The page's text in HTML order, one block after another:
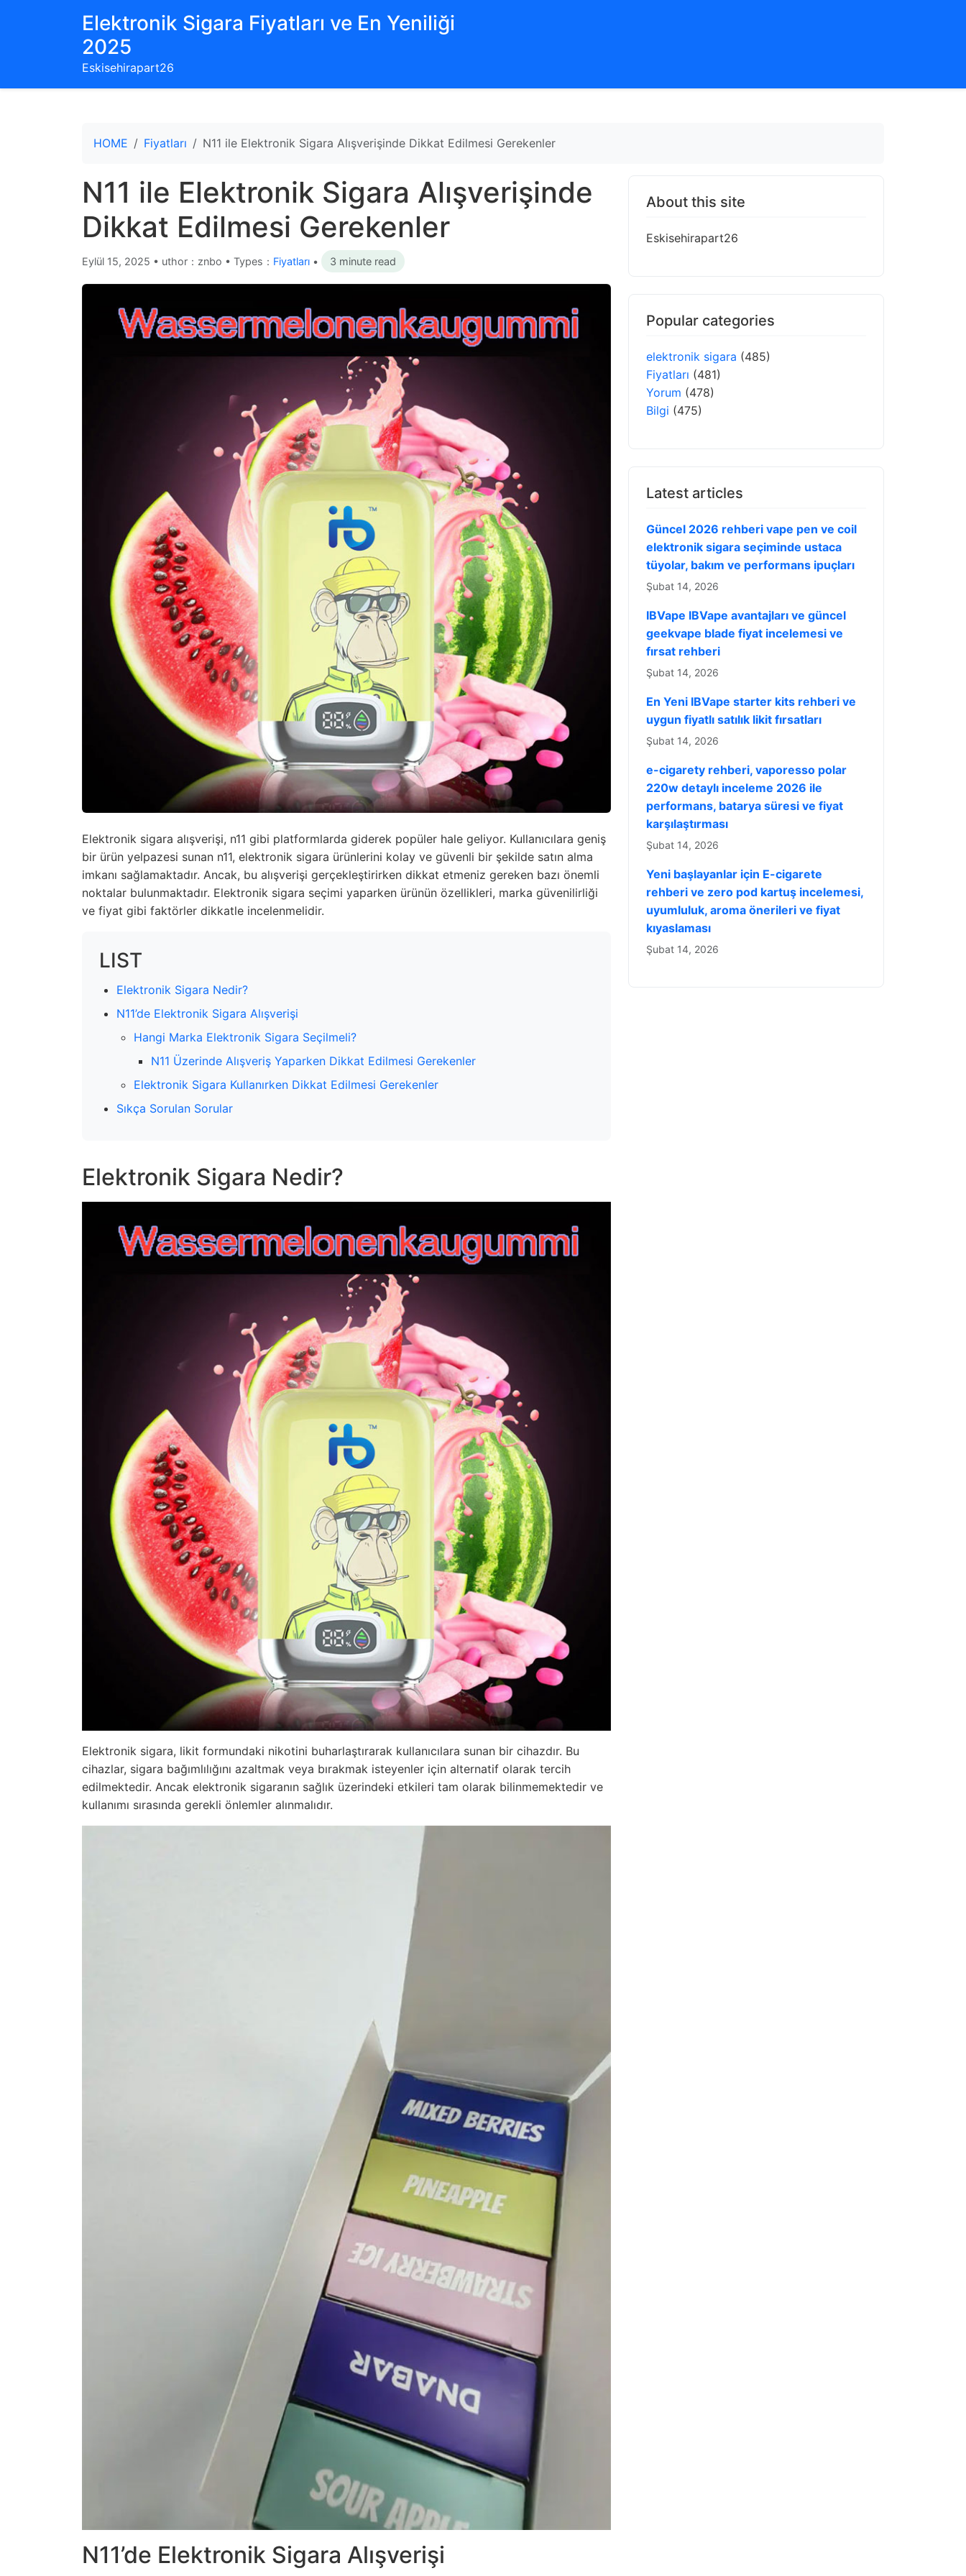
Elektronik Sigara Fiyatları ve En Yeniliği
2025
Eskisehirapart26
HOME Fiyatları N11 ile Elektronik Sigara Alışverişinde Dikkat Edilmesi Gerekenler
N11 ile Elektronik Sigara Alışverişinde
Dikkat Edilmesi Gerekenler
Eylül 15, 2025 • uthor：znbo • Types： Fiyatları • 3 minute read
Elektronik sigara alışverişi, n11 gibi platformlarda giderek popüler hale geliyor. Kullanıcılara geniş
bir ürün yelpazesi sunan n11, elektronik sigara ürünlerini kolay ve güvenli bir şekilde satın alma
imkanı sağlamaktadır. Ancak, bu alışverişi gerçekleştirirken dikkat etmeniz gereken bazı önemli
noktalar bulunmaktadır. Elektronik sigara seçimi yaparken ürünün özellikleri, marka güvenilirliği
ve fiyat gibi faktörler dikkatle incelenmelidir.
LIST
Elektronik Sigara Nedir?
N11’de Elektronik Sigara Alışverişi
Hangi Marka Elektronik Sigara Seçilmeli?
N11 Üzerinde Alışveriş Yaparken Dikkat Edilmesi Gerekenler
Elektronik Sigara Kullanırken Dikkat Edilmesi Gerekenler
Sıkça Sorulan Sorular
Elektronik Sigara Nedir?
Elektronik sigara, likit formundaki nikotini buharlaştırarak kullanıcılara sunan bir cihazdır. Bu
cihazlar, sigara bağımlılığını azaltmak veya bırakmak isteyenler için alternatif olarak tercih
edilmektedir. Ancak elektronik sigaranın sağlık üzerindeki etkileri tam olarak bilinmemektedir ve
kullanımı sırasında gerekli önlemler alınmalıdır.
N11’de Elektronik Sigara Alışverişi
About this site
Eskisehirapart26
Popular categories
elektronik sigara (485)
Fiyatları (481)
Yorum (478)
Bilgi (475)
Latest articles
Güncel 2026 rehberi vape pen ve coil
elektronik sigara seçiminde ustaca
tüyolar, bakım ve performans ipuçları
Şubat 14, 2026
IBVape IBVape avantajları ve güncel
geekvape blade fiyat incelemesi ve
fırsat rehberi
Şubat 14, 2026
En Yeni IBVape starter kits rehberi ve
uygun fiyatlı satılık likit fırsatları
Şubat 14, 2026
e-cigarety rehberi, vaporesso polar
220w detaylı inceleme 2026 ile
performans, batarya süresi ve fiyat
karşılaştırması
Şubat 14, 2026
Yeni başlayanlar için E-cigarete
rehberi ve zero pod kartuş incelemesi,
uyumluluk, aroma önerileri ve fiyat
kıyaslaması
Şubat 14, 2026